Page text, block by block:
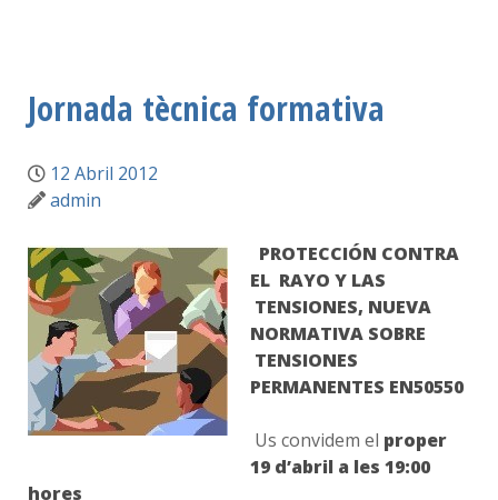
Jornada tècnica formativa
12 Abril 2012
admin
PROTECCIÓN CONTRA
EL RAYO Y LAS
TENSIONES, NUEVA
NORMATIVA SOBRE
TENSIONES
PERMANENTES EN50550
Us convidem el proper
19 d’abril a les 19:00
hores